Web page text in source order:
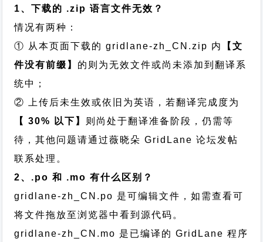
1、下载的 .zip 语言文件无效？
情况有两种：
① 从本页面下载的 gridlane-zh_CN.zip 内
【文
件没有前缀】 的则为无效文件或尚未添加到翻译系
统中；
② 上传后未生效或依旧为英语，若翻译完成度为
【 30% 以下】 则尚处于翻译准备阶段，仍需等
待，其他问题请通过薇晓朵 GridLane 论坛发帖
联系处理。
2、.po 和 .mo 有什么区别？
gridlane-zh_CN.po 是可编辑文件，如需查看可
将文件拖放至浏览器中看到源代码。
gridlane-zh_CN.mo 是已编译的 GridLane 程序